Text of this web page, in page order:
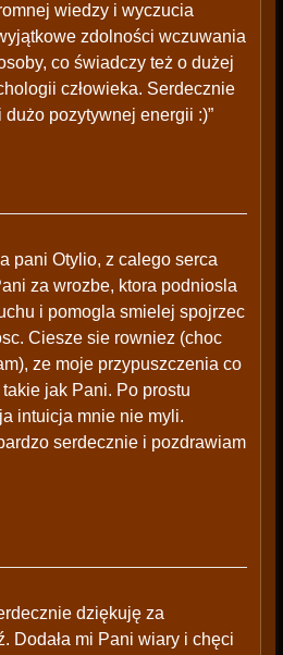
wiedzy i wyczucia
zdolności wczuwania
co świadczy też o dużej
człowieka. Serdecznie
pozytywnej energii :)”
pani Otylio, z calego serca
za wrozbe, ktora podniosla
i pomogla smielej spojrzec
Ciesze sie rowniez (choc
ze moje przypuszczenia co
jak Pani. Po prostu
intuicja mnie nie myli.
serdecznie i pozdrawiam
dziękuję za
Dodała mi Pani wiary i chęci